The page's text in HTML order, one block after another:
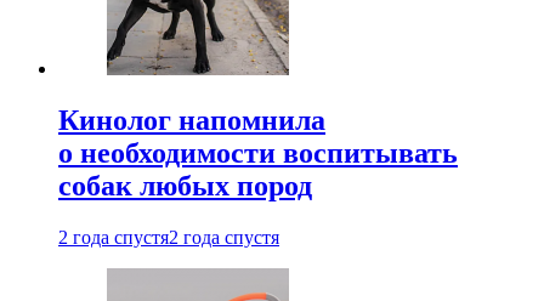
Кинолог напомнила
о необходимости воспитывать
собак любых пород
2 года спустя2 года спустя